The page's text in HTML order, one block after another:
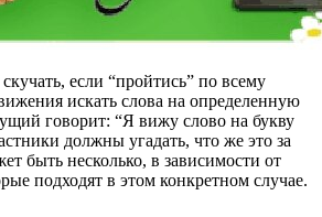
если “пройтись” по всему
искать слова на определенную
говорит: “Я вижу слово на букву
должны угадать, что же это за
быть несколько, в зависимости от
подходят в этом конкретном случае.